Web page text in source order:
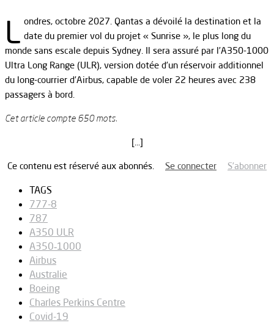
L ondres, octobre 2027. Qantas a dévoilé la destination et la
date du premier vol du projet « Sunrise », le plus long du
monde sans escale depuis Sydney. Il sera assuré par l’A350-1000
Ultra Long Range (ULR), version dotée d’un réservoir additionnel
du long-courrier d’Airbus, capable de voler 22 heures avec 238
passagers à bord.
Cet article compte 650 mots.
[…]
Ce contenu est réservé aux abonnés. Se connecter S’abonner
TAGS
777-8
787
A350 ULR
A350‑1000
Airbus
Australie
Boeing
Charles Perkins Centre
Covid-19